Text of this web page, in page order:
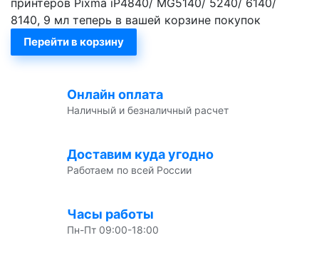
8140, 9 мл теперь в вашей корзине покупок
Перейти в корзину
Онлайн оплата
Наличный и безналичный расчет
Доставим куда угодно
Работаем по всей России
Часы работы
Пн-Пт 09:00-18:00